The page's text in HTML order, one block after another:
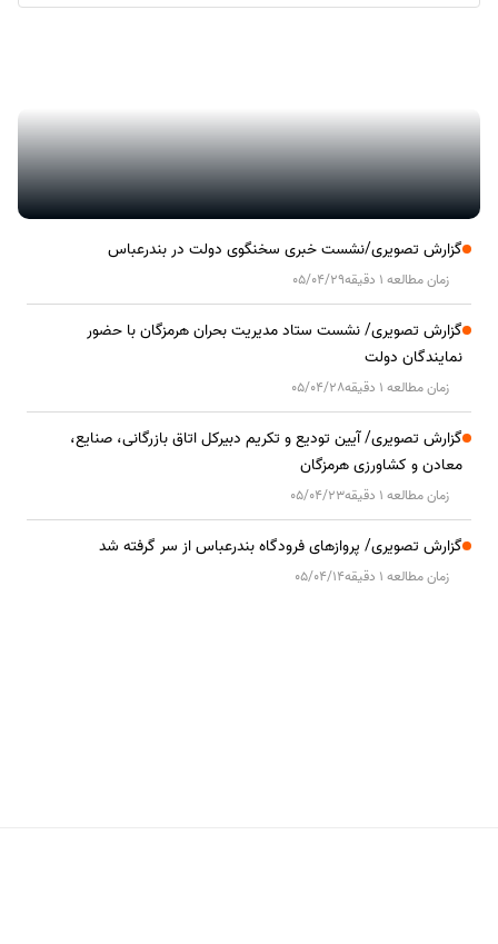
گزارش تصویری/نشست خبری سخنگوی دولت در بندرعباس
زمان مطالعه 1 دقیقه 05/04/29
گزارش تصویری/ نشست ستاد مدیریت بحران هرمزگان با حضور
نمایندگان دولت
زمان مطالعه 1 دقیقه 05/04/28
گزارش تصویری/ آیین تودیع و تکریم دبیرکل اتاق بازرگانی، صنایع،
معادن و کشاورزی هرمزگان
زمان مطالعه 1 دقیقه 05/04/23
گزارش تصویری/ پروازهای فرودگاه بندرعباس از سر گرفته شد
زمان مطالعه 1 دقیقه 05/04/14